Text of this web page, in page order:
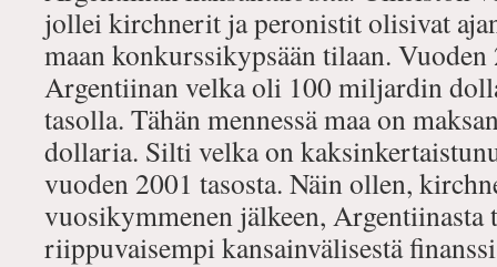
jollei kirchnerit ja peronistit olisivat
maan konkurssikypsään tilaan.
Argentiinan velka oli 100 miljardin
tasolla. Tähän mennessä maa on
dollaria. Silti velka on
vuoden 2001 tasosta. Näin ollen,
vuosikymmenen jälkeen, Argentiinasta
riippuvaisempi kansainvälisestä